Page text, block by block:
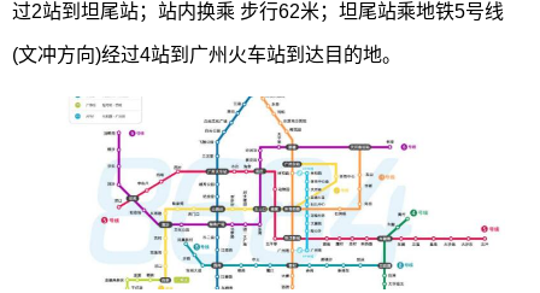
过2站到坦尾站；站内换乘 步行62米；坦尾站乘地铁5号线
(文冲方向)经过4站到广州火车站到达目的地。